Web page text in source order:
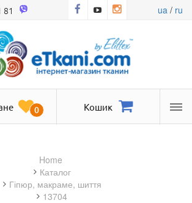
81 ua/ ru
0 Кошик
Home
Каталог
гіпюр, макраме, шиття
13704